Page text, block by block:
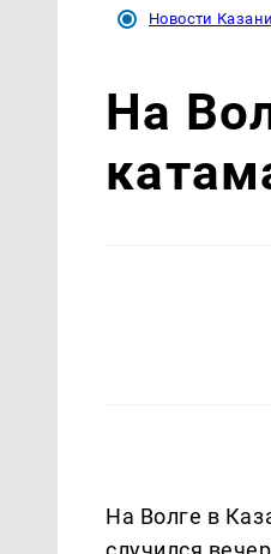
Новости Казани
На
На Волге в